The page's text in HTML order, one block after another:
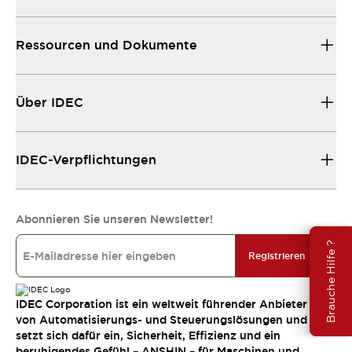
Brauche Hilfe ?
Ressourcen und Dokumente
Über IDEC
IDEC-Verpflichtungen
Abonnieren Sie unseren Newsletter!
Registrieren
IDEC Corporation ist ein weltweit führender Anbieter
von Automatisierungs- und Steuerungslösungen und
setzt sich dafür ein, Sicherheit, Effizienz und ein